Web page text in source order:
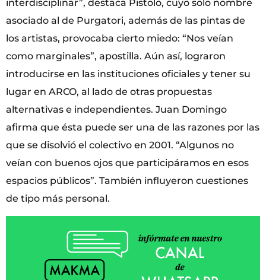
interdisciplinar”, destaca Pistolo, cuyo solo nombre
asociado al de Purgatori, además de las pintas de
los artistas, provocaba cierto miedo: “Nos veían
como marginales”, apostilla. Aún así, lograron
introducirse en las instituciones oficiales y tener su
lugar en ARCO, al lado de otras propuestas
alternativas e independientes. Juan Domingo
afirma que ésta puede ser una de las razones por las
que se disolvió el colectivo en 2001. “Algunos no
veían con buenos ojos que participáramos en esos
espacios públicos”. También influyeron cuestiones
de tipo más personal.